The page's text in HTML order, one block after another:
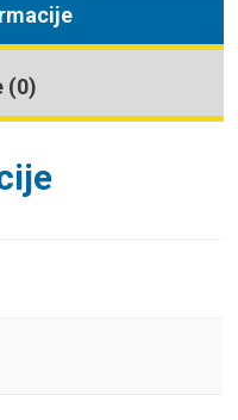
(0)